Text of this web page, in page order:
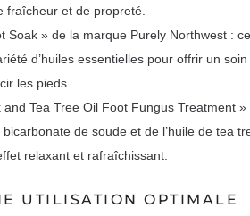
fraîcheur et de propreté.
Soak » de la marque Purely Northwest :
d’huiles essentielles pour offrir un
les pieds.
Tea Tree Oil Foot Fungus Treatment
bicarbonate de soude et de l’huile de tea
relaxant et rafraîchissant.
UTILISATION OPTIMALE